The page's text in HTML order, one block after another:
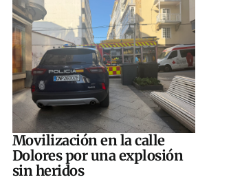
Movilización en la calle
Dolores por una explosión
sin heridos